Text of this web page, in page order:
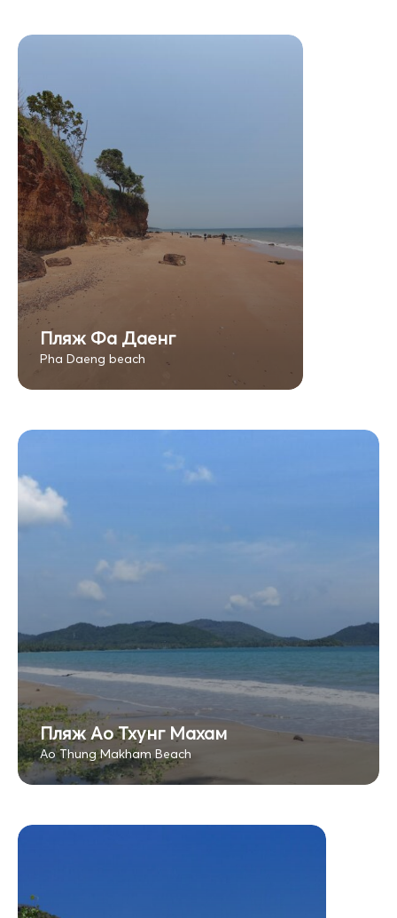
Пляж Фа Даенг
Pha Daeng beach
Пляж Ао Тхунг Махам
Ao Thung Makham Beach